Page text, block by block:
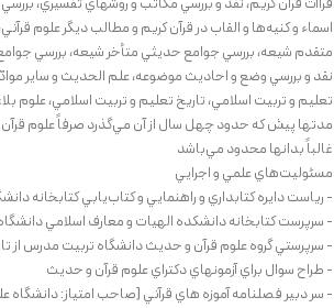
قراآت قرآن كريم، نقد و بررسي مكاتب و روشهاي تفسيري،
اسماء و كنيه‌ها و القاب در قرآن كريم و مطالب ديگر علوم
متقدم شيعه، بررسي جوامع حديثي متأخر شيعه، بررسي
نقد و بررسي وضع و احاديث موضوعه، علم الحديث و ساير
تعليم و تربيت اسلامي، تاريخ تعليم و تربيت اسلامي، علوم
مدتها پيش كه حدود چهل سال از آن مي‌گذرد صرفاً علوم
غالباً بدانها محدود مي‌باشد
مسئوليت‌هاي علمي و اجرايي
- رياست دايره كتابداري و راهنمايي و كتاب‌يابي كتابخانه دانشگاه
- سرپرست كتابخانه دانشكده الهيات و معارف اسلامي دانشگاه تهران از سال 24/
- سرپرستي گروه علوم قرآن و حديث دانشگاه تربيت مدرس از تاريخ 18/11/1365
- طراح سوال براي آزمونهاي دكتراي علوم قرآن و حديث
- سر دبير فصلنامه آموزه هاي قرآني [صاحب امتياز: